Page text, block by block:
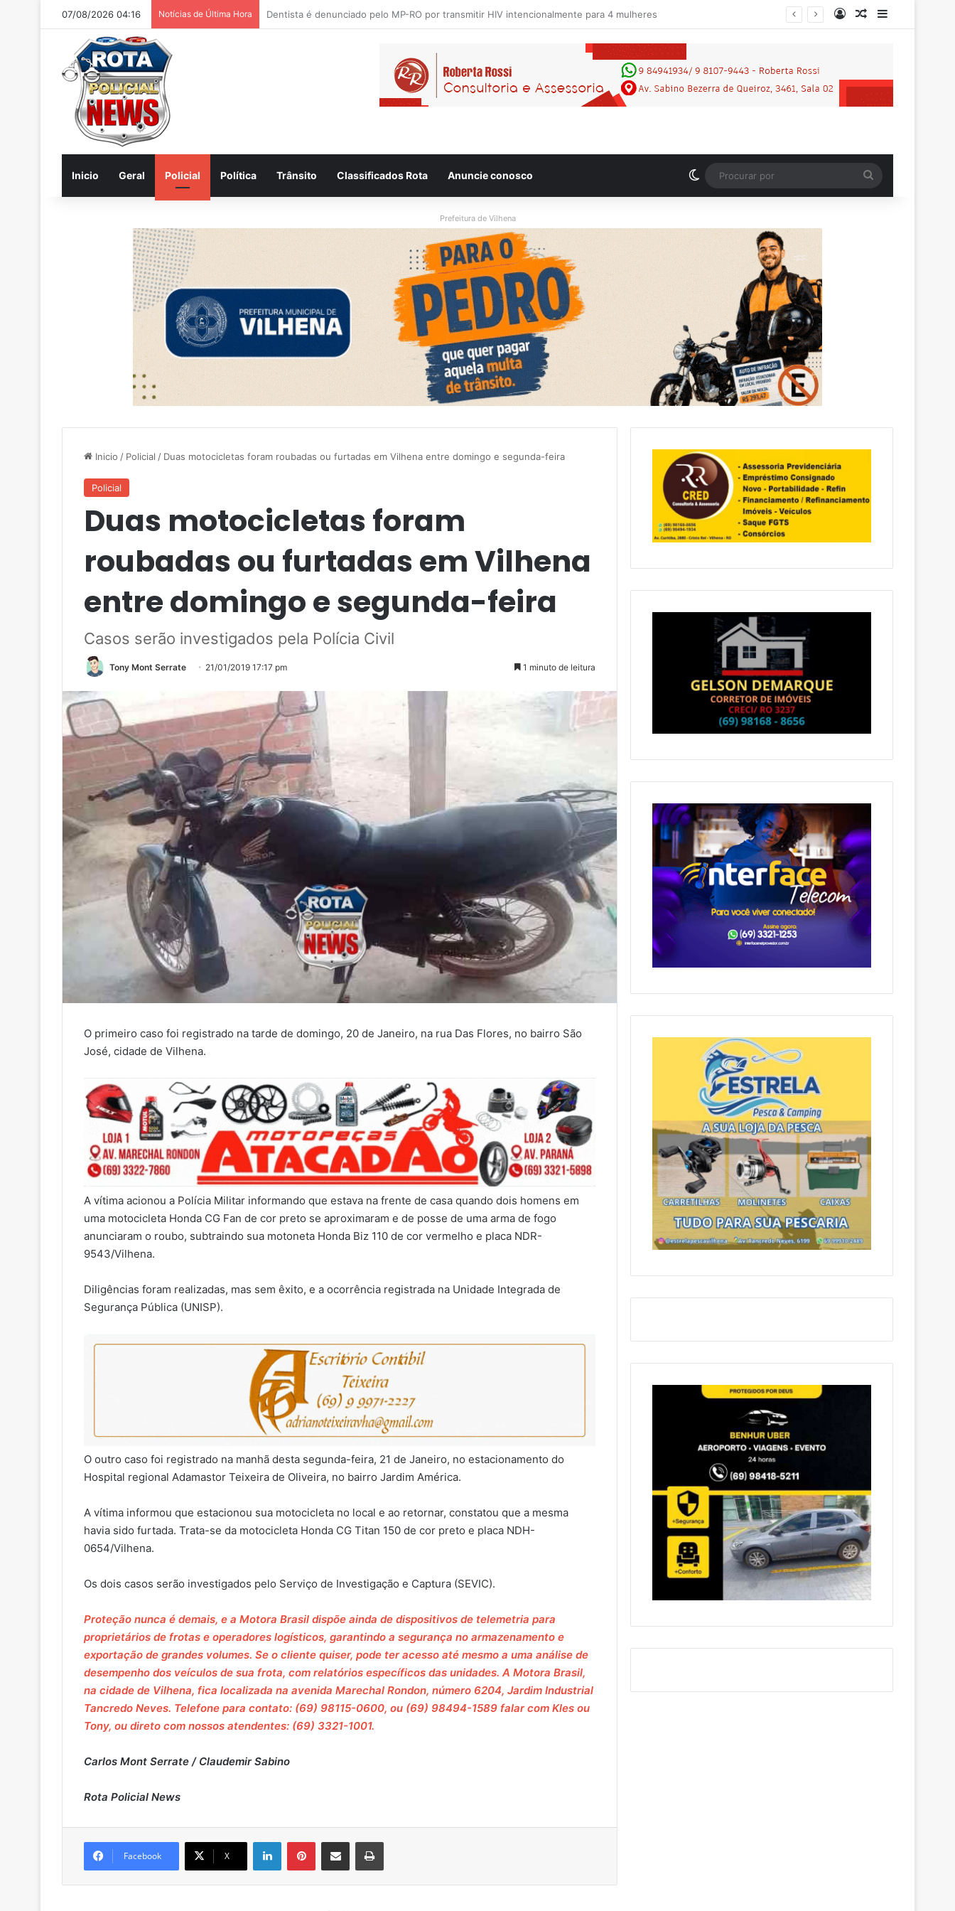
07/08/2026 04:16 Notícias de Última Hora Internautas flagram motociclista fugindo de viatura da PM em Vilhena/RO EntrarArtigo aleatório
Inicio Geral Policial Política Trânsito Classificados Rota Anuncie conosco Switch skin
por
Prefeitura de Vilhena
Inicio / Policial / Duas motocicletas foram roubadas ou furtadas em Vilhena entre domingo e segunda-feira
Policial
Duas motocicletas foram
roubadas ou furtadas em Vilhena
entre domingo e segunda-feira
Casos serão investigados pela Polícia Civil
Tony Mont Serrate 21/01/2019 17:17 pm 1 minuto de leitura
O primeiro caso foi registrado na tarde de domingo, 20 de Janeiro, na rua Das Flores, no bairro São
José, cidade de Vilhena.
A vítima acionou a Polícia Militar informando que estava na frente de casa quando dois homens em
uma motocicleta Honda CG Fan de cor preto se aproximaram e de posse de uma arma de fogo
anunciaram o roubo, subtraindo sua motoneta Honda Biz 110 de cor vermelho e placa NDR-
9543/Vilhena.
Diligências foram realizadas, mas sem êxito, e a ocorrência registrada na Unidade Integrada de
Segurança Pública (UNISP).
O outro caso foi registrado na manhã desta segunda-feira, 21 de Janeiro, no estacionamento do
Hospital regional Adamastor Teixeira de Oliveira, no bairro Jardim América.
A vítima informou que estacionou sua motocicleta no local e ao retornar, constatou que a mesma
havia sido furtada. Trata-se da motocicleta Honda CG Titan 150 de cor preto e placa NDH-
0654/Vilhena.
Os dois casos serão investigados pelo Serviço de Investigação e Captura (SEVIC).
Proteção nunca é demais, e a Motora Brasil dispõe ainda de dispositivos de telemetria para
proprietários de frotas e operadores logísticos, garantindo a segurança no armazenamento e
exportação de grandes volumes. Se o cliente quiser, pode ter acesso até mesmo a uma análise de
desempenho dos veículos de sua frota, com relatórios específicos das unidades. A Motora Brasil,
na cidade de Vilhena, fica localizada na avenida Marechal Rondon, número 6204, Jardim Industrial
Tancredo Neves. Telefone para contato: (69) 98115-0600, ou (69) 98494-1589 falar com Kles ou
Tony, ou direto com nossos atendentes: (69) 3321-1001.
Carlos Mont Serrate / Claudemir Sabino
Rota Policial News
Facebook X